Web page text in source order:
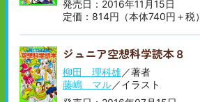
発売日：2016年11月15日
定価：814円（本体740円＋税）
ジュニア空想科学読本８
柳田 理科雄／著者
藤嶋 マル／イラスト